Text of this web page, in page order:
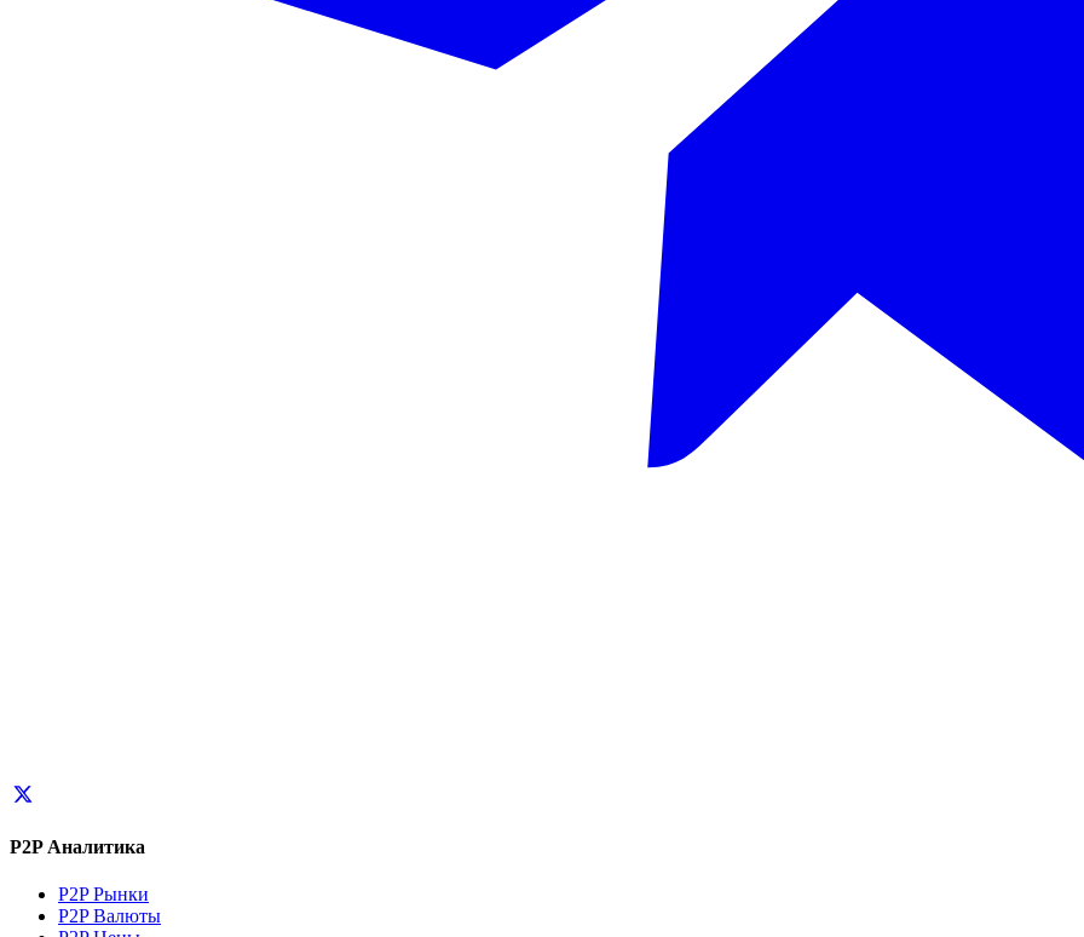
P2P Аналитика
P2P Рынки
P2P Валюты